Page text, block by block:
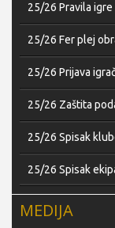
25/26 Pravila igre
25/26 Fer plej
25/26 Prijava
25/26 Zaštita
25/26 Spisak
25/26 Spisak
MEDIJA